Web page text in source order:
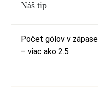
Náš tip
Počet gólov v zápase
– viac ako 2.5